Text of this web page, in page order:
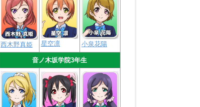
西木野真姫 星空凛 小泉花陽
音ノ木坂学院3年生